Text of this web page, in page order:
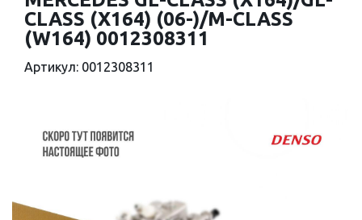
CLASS (X164) (06-)/M-CLASS
(W164) 0012308311
Артикул: 0012308311